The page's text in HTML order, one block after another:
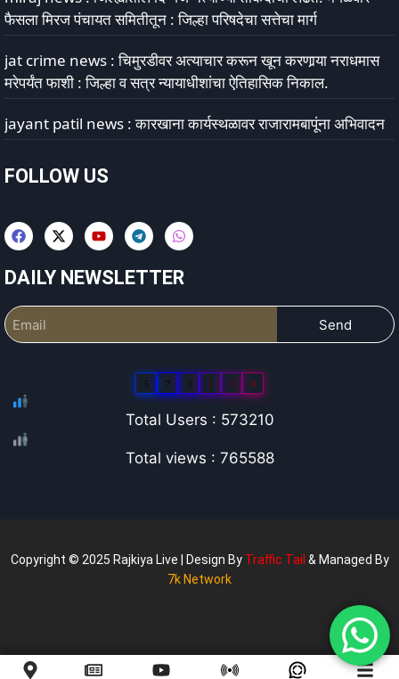
फैसला मिरज पंचायत समितीतून : जिल्हा परिषदेचा सत्तेचा मार्ग
jat crime news : चिमुरडीवर अत्याचार करून खून करणार्‍या नराधमास
मरेपर्यंत फाशी : जिल्हा व सत्र न्यायाधीशांचा ऐतिहासिक निकाल.
jayant patil news : कारखाना कार्यस्थळावर राजारामबापूंना अभिवादन
FOLLOW US
DAILY NEWSLETTER
Send
5 7 3 2 1 0
Total Users : 573210
Total views : 765588
Copyright © 2025 Rajkiya Live | Design By Traffic Tail & Managed By
7k Network